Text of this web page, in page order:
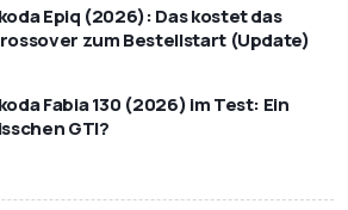
Epiq (2026): Das kostet das
zum Bestellstart (Update)
Fabia 130 (2026) im Test: Ein
GTI?